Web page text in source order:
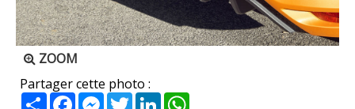
ZOOM
Partager cette photo :
PartagerFacebookMessenger
TwitterLinkedIn